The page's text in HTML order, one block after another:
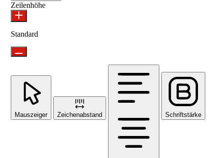
Zeilenhöhe
Standard
Mauszeiger Zeichenabstand Schriftstärke